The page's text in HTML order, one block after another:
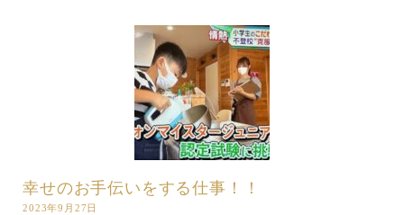
幸せのお手伝いをする仕事！！
2023年9月27日